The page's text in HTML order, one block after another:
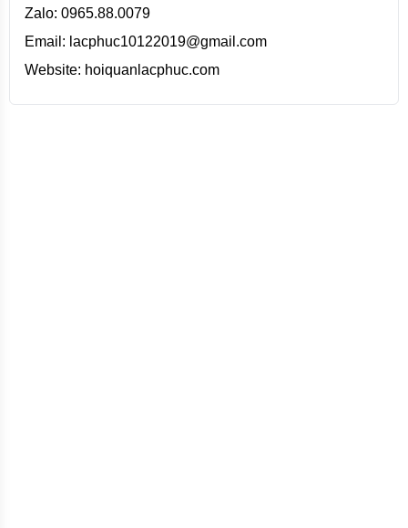
Zalo: 0965.88.0079
Email: lacphuc10122019@gmail.com
Website: hoiquanlacphuc.com